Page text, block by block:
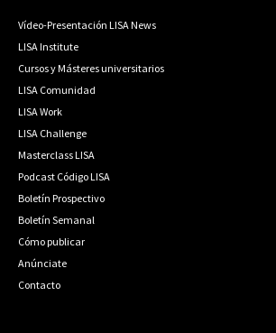
Vídeo-Presentación LISA News
LISA Institute
Cursos y Másteres universitarios
LISA Comunidad
LISA Work
LISA Challenge
Masterclass LISA
Podcast Código LISA
Boletín Prospectivo
Boletín Semanal
Cómo publicar
Anúnciate
Contacto